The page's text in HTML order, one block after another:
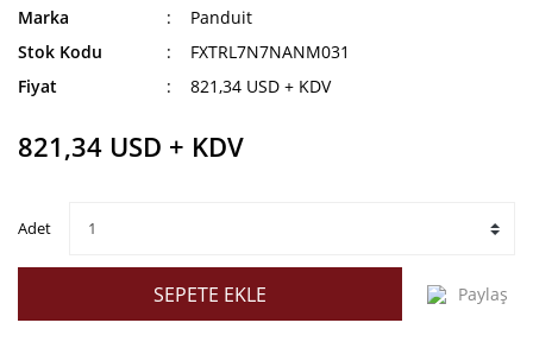
Marka
Panduit
Stok Kodu
FXTRL7N7NANM031
Fiyat
821,34 USD + KDV
821,34 USD + KDV
Adet
SEPETE EKLE Paylaş